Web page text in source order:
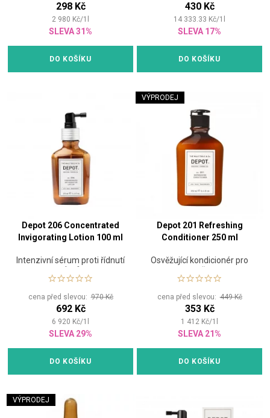
298 Kč
2 980 Kč/1
SLEVA 31%
DO KOŠÍKU
430 Kč
14 333.33 Kč/1
SLEVA 17%
DO KOŠÍKU
Depot 206 Concentrated
Invigorating Lotion 100 ml
Intenzivní sérum proti řídnutí
vlasů
cena před slevou:970 Kč
692 Kč
6 920 Kč/1
SLEVA 29%
DO KOŠÍKU
VÝPRODEJ
Depot 201 Refreshing
Conditioner 250 ml
Osvěžující kondicionér pro
muže
cena před slevou:449 Kč
353 Kč
1 412 Kč/1
SLEVA 21%
DO KOŠÍKU
VÝPRODEJ